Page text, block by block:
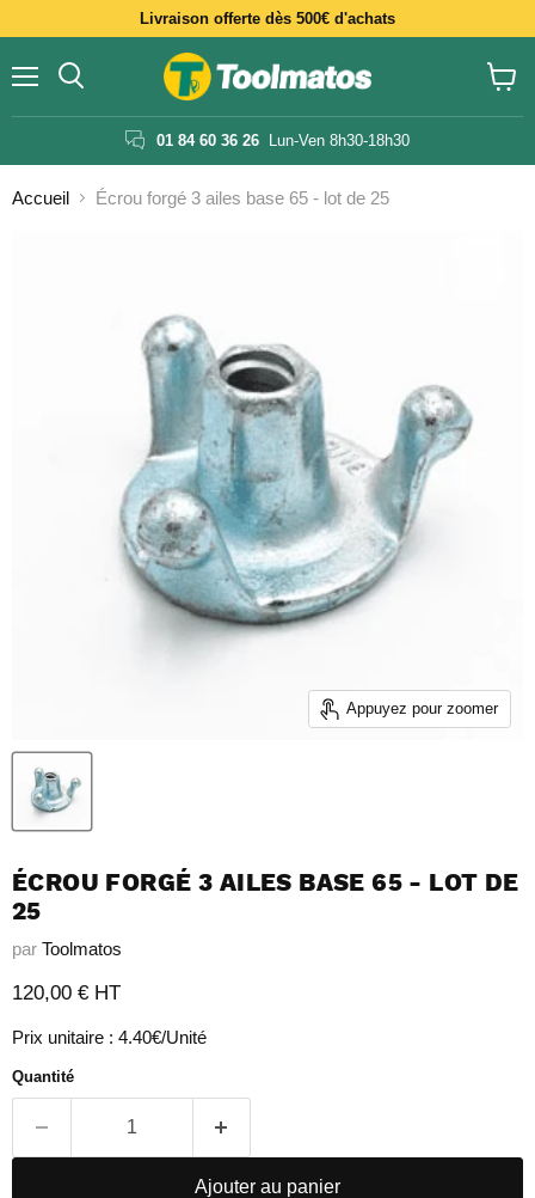
Livraison offerte dès 500€ d'achats
01 84 60 36 26 Lun-Ven 8h30-18h30
le
Accueil Écrou forgé 3 ailes base 65 - lot de 25
Appuyez pour zoomer
ÉCROU FORGÉ 3 AILES BASE 65 - LOT DE
25
par Toolmatos
Prix actuel
120,00 € HT
Prix unitaire : 4.40€/Unité
Quantité
Ajouter au panier